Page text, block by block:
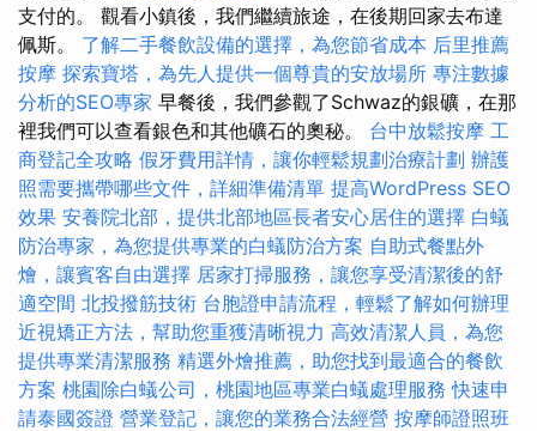
支付的。 觀看小鎮後，我們繼續旅途，在後期回家去布達
佩斯。 了解二手餐飲設備的選擇，為您節省成本 后里推薦
按摩 探索寶塔，為先人提供一個尊貴的安放場所 專注數據
分析的SEO專家 早餐後，我們參觀了Schwaz的銀礦，在那
裡我們可以查看銀色和其他礦石的奧秘。 台中放鬆按摩 工
商登記全攻略 假牙費用詳情，讓你輕鬆規劃治療計劃 辦護
照需要攜帶哪些文件，詳細準備清單 提高WordPress SEO
效果 安養院北部，提供北部地區長者安心居住的選擇 白蟻
防治專家，為您提供專業的白蟻防治方案 自助式餐點外
燴，讓賓客自由選擇 居家打掃服務，讓您享受清潔後的舒
適空間 北投撥筋技術 台胞證申請流程，輕鬆了解如何辦理
近視矯正方法，幫助您重獲清晰視力 高效清潔人員，為您
提供專業清潔服務 精選外燴推薦，助您找到最適合的餐飲
方案 桃園除白蟻公司，桃園地區專業白蟻處理服務 快速申
請泰國簽證 營業登記，讓您的業務合法經營 按摩師證照班